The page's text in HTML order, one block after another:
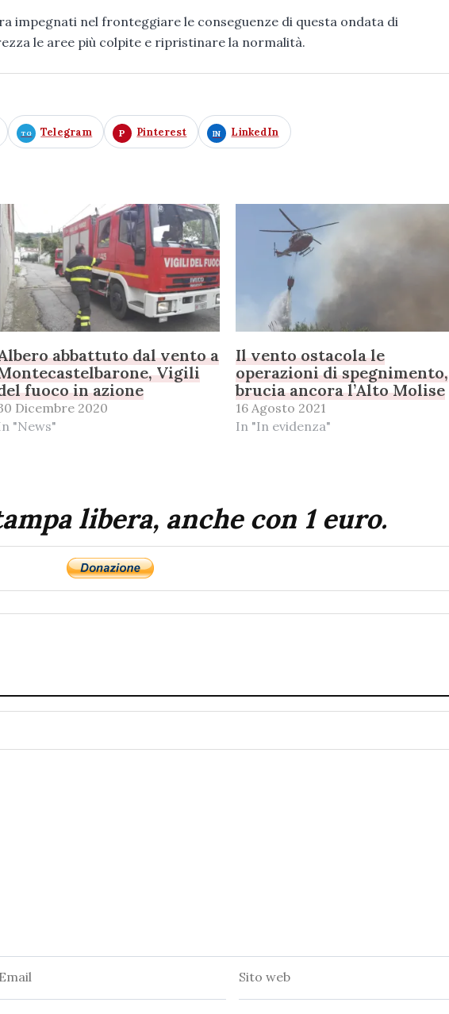
impegnati nel fronteggiare le conseguenze di questa ondata di
le aree più colpite e ripristinare la normalità.
Telegram Pinterest LinkedIn
abbattuto dal vento a
Vigili
fuoco in azione
Dicembre 2020
"News"
Il vento ostacola le
operazioni di spegnimento,
brucia ancora l’Alto Molise
16 Agosto 2021
In "In evidenza"
libera, anche con 1 euro.